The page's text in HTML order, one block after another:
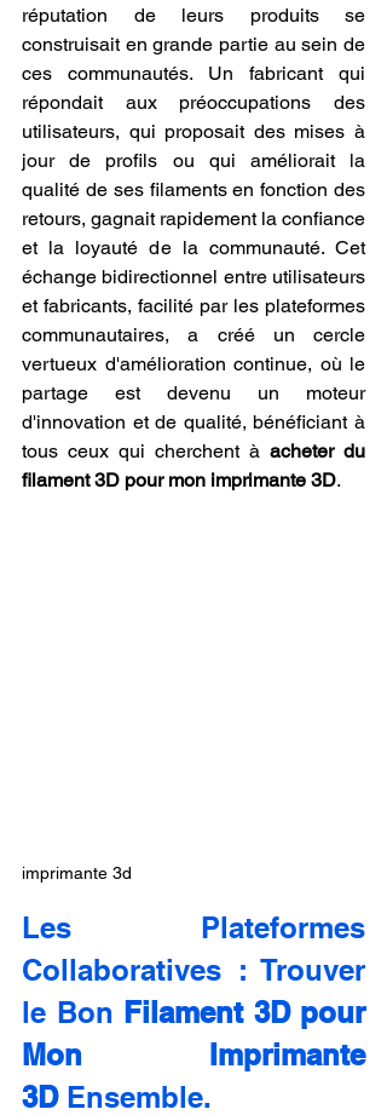
réputation de leurs produits se
construisait en grande partie au sein de
ces communautés. Un fabricant qui
répondait aux préoccupations des
utilisateurs, qui proposait des mises à
jour de profils ou qui améliorait la
qualité de ses filaments en fonction des
retours, gagnait rapidement la confiance
et la loyauté de la communauté. Cet
échange bidirectionnel entre utilisateurs
et fabricants, facilité par les plateformes
communautaires, a créé un cercle
vertueux d'amélioration continue, où le
partage est devenu un moteur
d'innovation et de qualité, bénéficiant à
tous ceux qui cherchent à acheter du
filament 3D pour mon imprimante 3D.
imprimante 3d
Les Plateformes
Collaboratives : Trouver
le Bon Filament 3D pour
Mon Imprimante
3D Ensemble.